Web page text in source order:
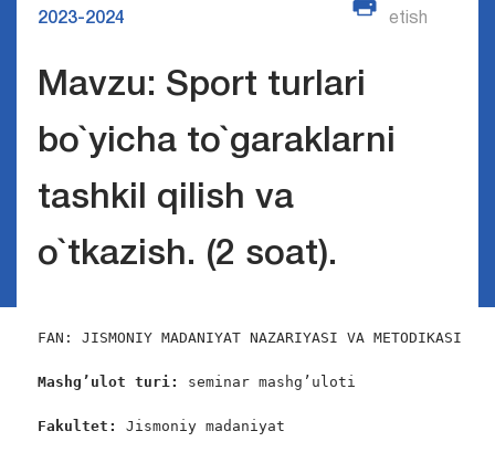
2023-2024
etish
Mavzu: Sport turlari
bo`yicha to`garaklarni
tashkil qilish va
o`tkazish. (2 soat).
FAN: JISMONIY MADANIYAT NAZARIYASI VA METODIKASI
Mashg’ulot turi: seminar mashg’uloti
Fakultet: Jismoniy madaniyat